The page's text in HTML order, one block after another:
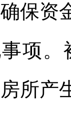
保资
事项
所产